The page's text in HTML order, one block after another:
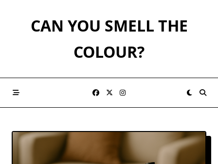
CAN YOU SMELL THE
COLOUR?